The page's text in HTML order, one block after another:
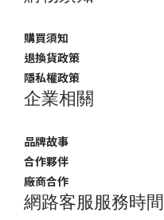
購買須知
退換貨政策
隱私權政策
企業相關
品牌故事
合作夥伴
廠商合作
網路客服服務時間